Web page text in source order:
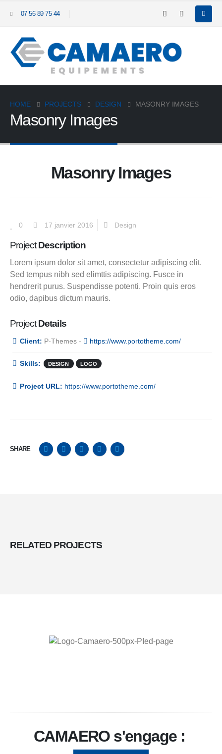
07 56 89 75 44
HOME PROJECTS DESIGN MASONRY IMAGES
Masonry Images
Masonry Images
0 17 janvier 2016 Design
ProjectDescription
Lorem ipsum dolor sit amet, consectetur adipiscing elit.
Sed tempus nibh sed elimttis adipiscing. Fusce in
hendrerit purus. Suspendisse potenti. Proin quis eros
odio, dapibus dictum mauris.
ProjectDetails
Client: P-Themes - https://www.portotheme.com/
Skills: DESIGN LOGO
Project URL: https://www.portotheme.com/
SHARE
RELATED PROJECTS
CAMAERO s'engage :